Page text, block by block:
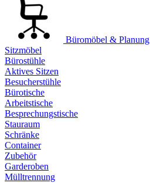
Büromöbel & Planung
Sitzmöbel
Bürostühle
Aktives Sitzen
Besucherstühle
Bürotische
Arbeitstische
Besprechungstische
Stauraum
Schränke
Container
Zubehör
Garderoben
Mülltrennung